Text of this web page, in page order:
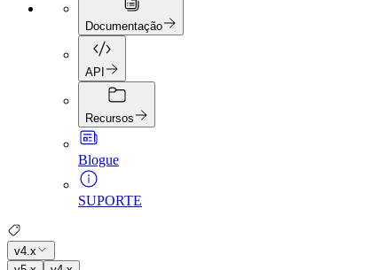
Documentação
API
Recursos
Blogue
SUPORTE
v4.x